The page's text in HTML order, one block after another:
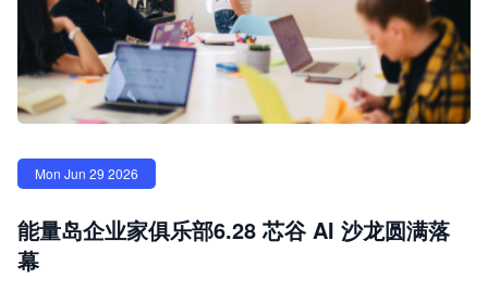
Mon Jun 29 2026
能量岛企业家俱乐部6.28 芯谷 AI 沙龙圆满落
幕